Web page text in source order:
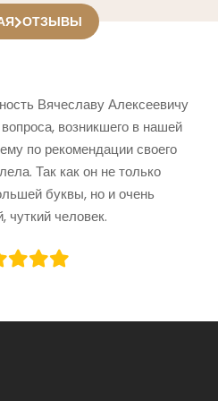
ОТЗЫВЫ
Вячеславу Алексеевичу
возникшего в нашей
по рекомендации своего
Так как он не только
буквы, но и очень
чуткий человек.